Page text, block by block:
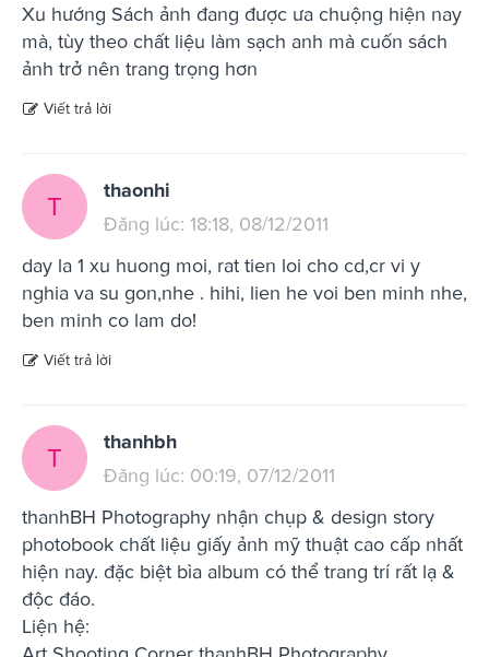
Xu hướng Sách ảnh đang được ưa chuộng hiện nay
mà, tùy theo chất liệu làm sạch anh mà cuốn sách
ảnh trở nên trang trọng hơn
Viết trả lời
T
thaonhi
Đăng lúc: 18:18, 08/12/2011
day la 1 xu huong moi, rat tien loi cho cd,cr vi y
nghia va su gon,nhe . hihi, lien he voi ben minh nhe,
ben minh co lam do!
Viết trả lời
T
thanhbh
Đăng lúc: 00:19, 07/12/2011
thanhBH Photography nhận chụp & design story
photobook chất liệu giấy ảnh mỹ thuật cao cấp nhất
hiện nay. đặc biệt bìa album có thể trang trí rất lạ &
độc đáo.
Liện hệ: